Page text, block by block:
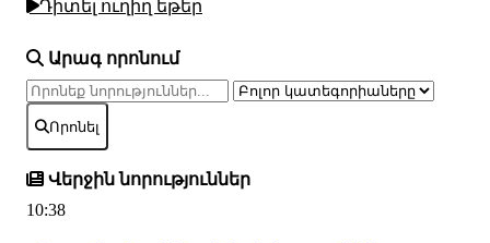
Դիտել ուղիղ եթեր
Արագ որոնում
Որոնել
Վերջին նորություններ
10:38